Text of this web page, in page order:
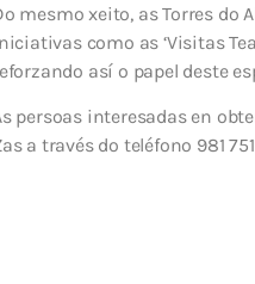
mesmo xeito, as Torres
como as ‘Visitas
así o papel deste
persoas interesadas en
a través do teléfono 981